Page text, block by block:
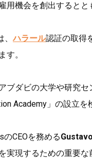
用機会を創出するとと
、ハラール認証の取得
す。
ブダビの大学や研究
Academy」の設立を
CEOを務める
実現するための重要